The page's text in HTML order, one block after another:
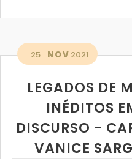
25 NOV 2021
LEGADOS DE
INÉDITOS
DISCURSO -
VANICE